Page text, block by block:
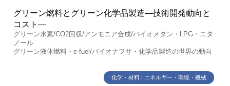
グリーン燃料とグリーン化学品製造―技術開発動向と
コスト―
グリーン水素/CO2回収/アンモニア合成/バイオメタン・LPG・エタ
ノール
グリーン液体燃料・e-fuel/バイオナフサ・化学品製造の世界の動向
化学・材料 | エネルギー・環境・機械